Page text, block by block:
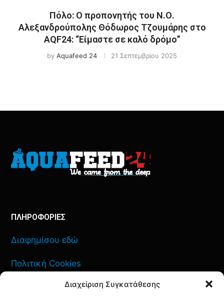
Διαχείριση Συγκατάθεσης
Πόλο: Ο προπονητής του Ν.Ο.
Αλεξανδρούπολης Θόδωρος Τζουμάρης στο
AQF24: “Είμαστε σε καλό δρόμο”
by Aquafeed 24 21 Σεπτεμβρίου 2025
ΠΛΗΡΟΦΟΡΙΕΣ
Διαφημίσου εδώ
Πολιτική Cookies